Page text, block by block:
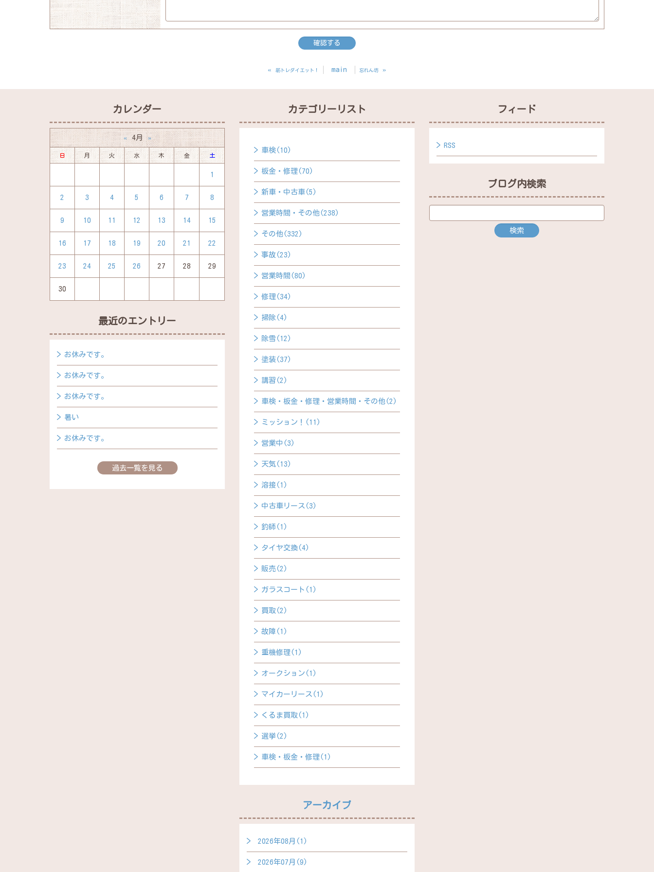
« 筋トレダイエット！ main 忘れん坊 »
カレンダー
« 4月 »
日 月 火 水 木 金 土
1
2 3 4 5 6 7 8
9 10 11 12 13 14 15
16 17 18 19 20 21 22
23 24 25 26 27 28 29
30
最近のエントリー
お休みです。
お休みです。
お休みです。
暑い
お休みです。
過去一覧を見る
カテゴリーリスト
車検(10)
板金・修理(70)
新車・中古車(5)
営業時間・その他(238)
その他(332)
事故(23)
営業時間(80)
修理(34)
掃除(4)
除雪(12)
塗装(37)
講習(2)
車検・板金・修理・営業時間・その他(2)
ミッション！(11)
営業中(3)
天気(13)
溶接(1)
中古車リース(3)
釣師(1)
タイヤ交換(4)
販売(2)
ガラスコート(1)
買取(2)
故障(1)
重機修理(1)
オークション(1)
マイカーリース(1)
くるま買取(1)
選挙(2)
車検・板金・修理(1)
アーカイブ
2026年08月(1)
2026年07月(9)
フィード
RSS
ブログ内検索